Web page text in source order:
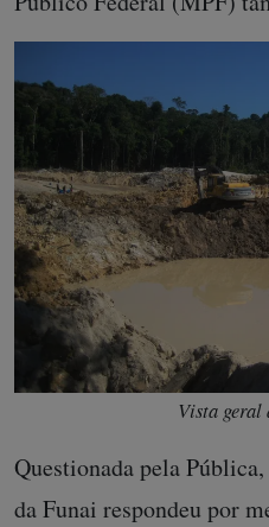
Vista geral
Questionada pela
da Funai respondeu por